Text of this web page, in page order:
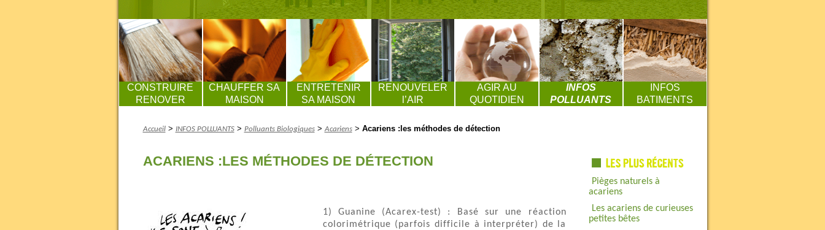
CONSTRUIRE
RENOVER
CHAUFFER SA
MAISON
ENTRETENIR
SA MAISON
RENOUVELER
l’AIR
AGIR AU
QUOTIDIEN
INFOS
POLLUANTS
INFOS
BATIMENTS
Pièges naturels à
acariens
Les acariens de curieuses
petites bêtes
Accueil> INFOS POLLUANTS> Polluants Biologiques> Acariens> Acariens :les méthodes de détection
ACARIENS :LES MÉTHODES DE DÉTECTION
1) Guanine (Acarex-test) : Basé sur une réaction
colorimétrique (parfois difficile à interpréter) de la